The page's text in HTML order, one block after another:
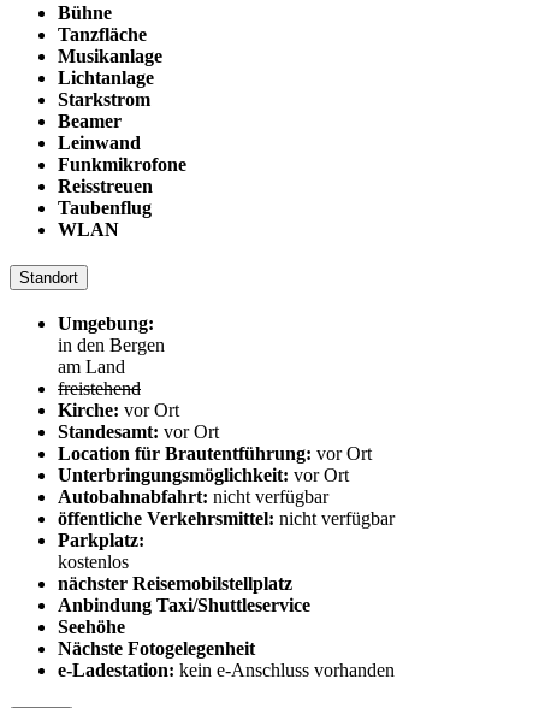
Bühne
Tanzfläche
Musikanlage
Lichtanlage
Starkstrom
Beamer
Leinwand
Funkmikrofone
Reisstreuen
Taubenflug
WLAN
Standort
Umgebung:
in den Bergen
am Land
freistehend
Kirche: vor Ort
Standesamt: vor Ort
Location für Brautentführung: vor Ort
Unterbringungsmöglichkeit: vor Ort
Autobahnabfahrt: nicht verfügbar
öffentliche Verkehrsmittel: nicht verfügbar
Parkplatz:
kostenlos
nächster Reisemobilstellplatz
Anbindung Taxi/Shuttleservice
Seehöhe
Nächste Fotogelegenheit
e-Ladestation: kein e-Anschluss vorhanden